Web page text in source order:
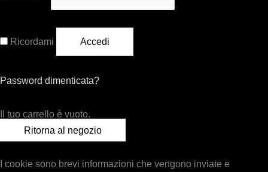
Ricordami Accedi
Password dimenticata?
Il tuo carrello è vuoto.
Ritorna al negozio
I cookie sono brevi informazioni che vengono inviate e